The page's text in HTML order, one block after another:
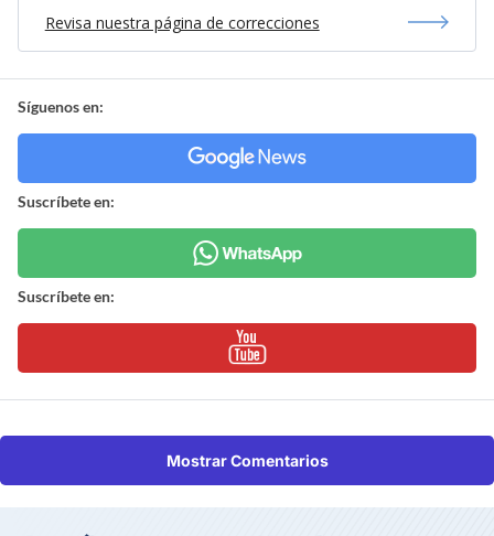
Revisa nuestra página de correcciones
Síguenos en:
Suscríbete en:
Suscríbete en:
Mostrar Comentarios